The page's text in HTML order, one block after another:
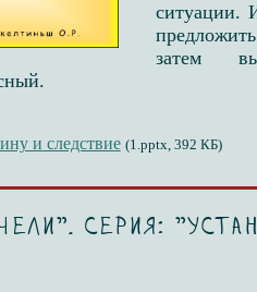
ситуации.
затем
и следствие (1.pptx, 392 КБ)
Серия: